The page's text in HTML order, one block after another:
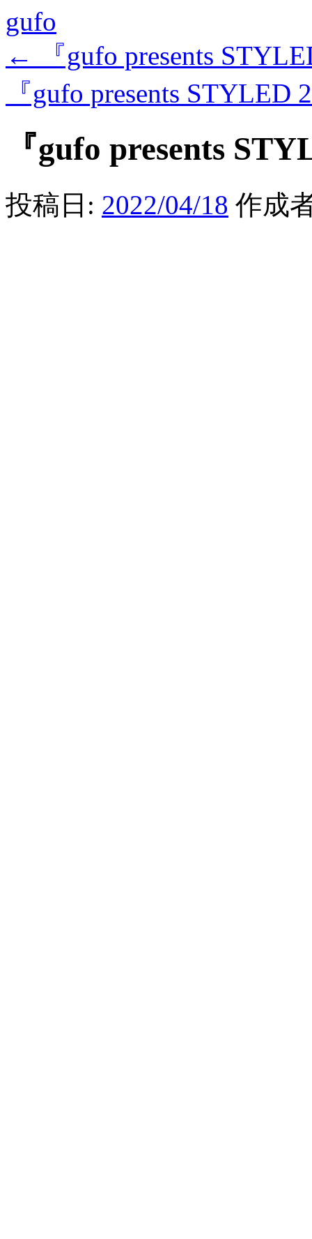
gufo
←
『gufo presents
『gufo presents STYLED
『gufo presents
投稿日: 2022/04/18 作成